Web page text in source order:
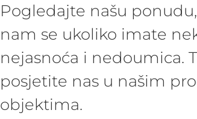
Pogledajte našu
nam se ukoliko imate
nejasnoća i nedoumica.
posjetite nas u našim
objektima.